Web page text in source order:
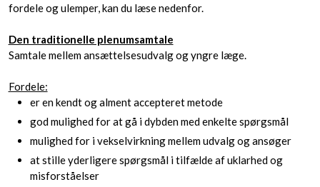
fordele og ulemper, kan du læse nedenfor.
Den traditionelle plenumsamtale
Samtale mellem ansættelsesudvalg og yngre læge.
Fordele:
er en kendt og alment accepteret metode
god mulighed for at gå i dybden med enkelte spørgsmål
mulighed for i vekselvirkning mellem udvalg og ansøger
at stille yderligere spørgsmål i tilfælde af uklarhed og
misforståelser